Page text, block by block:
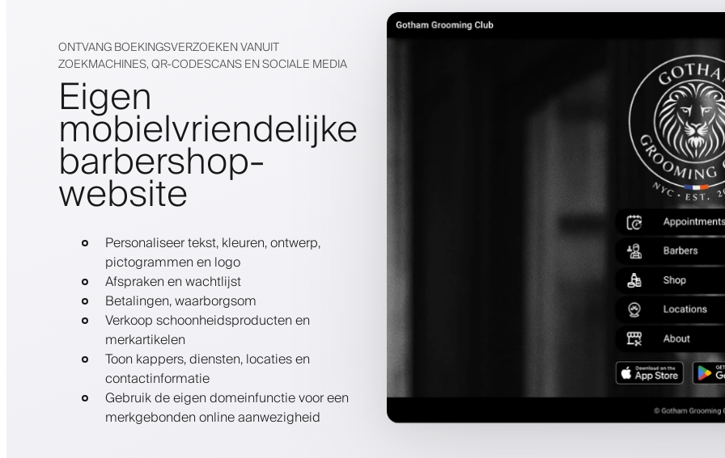
ONTVANG BOEKINGSVERZOEKEN VANUIT
ZOEKMACHINES, QR-CODESCANS EN SOCIALE MEDIA
Eigen
mobielvriendelijke
barbershop-
website
Personaliseer tekst, kleuren, ontwerp,
pictogrammen en logo
Afspraken en wachtlijst
Betalingen, waarborgsom
Verkoop schoonheidsproducten en
merkartikelen
Toon kappers, diensten, locaties en
contactinformatie
Gebruik de eigen domeinfunctie voor een
merkgebonden online aanwezigheid